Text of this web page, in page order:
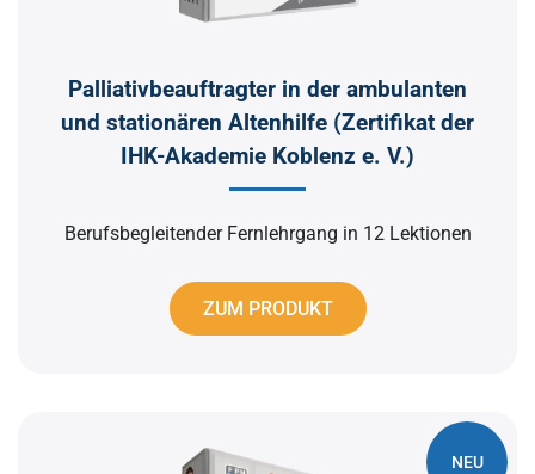
Palliativbeauftragter in der ambulanten
und stationären Altenhilfe (Zertifikat der
IHK-Akademie Koblenz e. V.)
Berufsbegleitender Fernlehrgang in 12 Lektionen
ZUM PRODUKT
NEU